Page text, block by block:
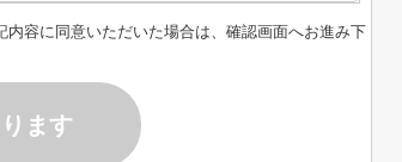
内容に同意いただいた場合は、確認画面へお進み下
ます